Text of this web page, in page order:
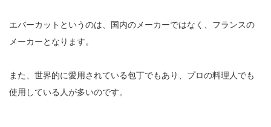
エバーカットというのは、国内のメーカーではなく、フランスの
メーカーとなります。
また、世界的に愛用されている包丁でもあり、プロの料理人でも
使用している人が多いのです。